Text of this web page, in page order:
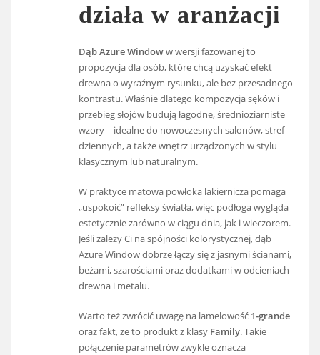
działa w aranżacji
Dąb Azure Windoww wersji fazowanej to
propozycja dla osób, które chcą uzyskać efekt
drewna o wyraźnym rysunku, ale bez przesadnego
kontrastu. Właśnie dlatego kompozycja sęków i
przebieg słojów budują łagodne, średnioziarniste
wzory – idealne do nowoczesnych salonów, stref
dziennych, a także wnętrz urządzonych w stylu
klasycznym lub naturalnym.
W praktyce matowa powłoka lakiernicza pomaga
„uspokoić” refleksy światła, więc podłoga wygląda
estetycznie zarówno w ciągu dnia, jak i wieczorem.
Jeśli zależy Ci na spójności kolorystycznej, dąb
Azure Window dobrze łączy się z jasnymi ścianami,
beżami, szarościami oraz dodatkami w odcieniach
drewna i metalu.
Warto też zwrócić uwagę na lamelowość 1-grande
oraz fakt, że to produkt z klasy Family. Takie
połączenie parametrów zwykle oznacza